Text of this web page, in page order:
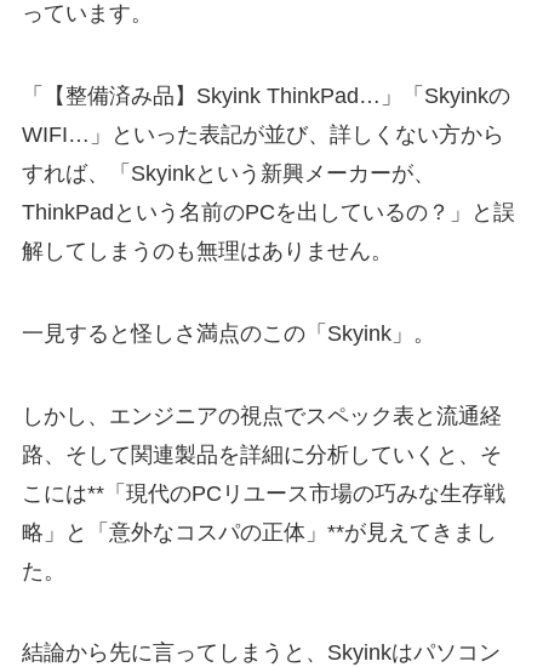
っています。
「【整備済み品】Skyink ThinkPad…」「Skyinkの
WIFI…」といった表記が並び、詳しくない方から
すれば、「Skyinkという新興メーカーが、
ThinkPadという名前のPCを出しているの？」と誤
解してしまうのも無理はありません。
一見すると怪しさ満点のこの「Skyink」。
しかし、エンジニアの視点でスペック表と流通経
路、そして関連製品を詳細に分析していくと、そ
こには**「現代のPCリユース市場の巧みな生存戦
略」と「意外なコスパの正体」**が見えてきまし
た。
結論から先に言ってしまうと、Skyinkはパソコン